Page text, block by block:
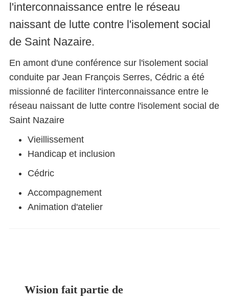
l'interconnaissance entre le réseau
naissant de lutte contre l'isolement social
de Saint Nazaire.
En amont d'une conférence sur l'isolement social
conduite par Jean François Serres, Cédric a été
missionné de faciliter l'interconnaissance entre le
réseau naissant de lutte contre l'isolement social de
Saint Nazaire
Vieillissement
Handicap et inclusion
Cédric
Accompagnement
Animation d'atelier
Wision fait partie de